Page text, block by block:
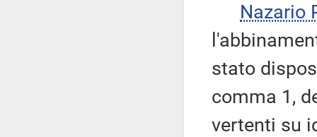
Nazario
stato
comma 1,
vertenti su